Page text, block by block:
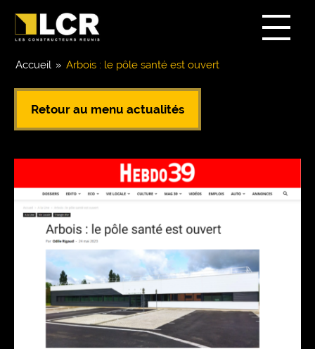
Accueil » Arbois : le pôle santé est ouvert
Retour au menu actualités